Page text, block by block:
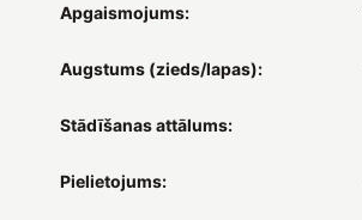
Apgaismojums:
Augstums (zieds/lapas):
Stādīšanas attālums:
Pielietojums: